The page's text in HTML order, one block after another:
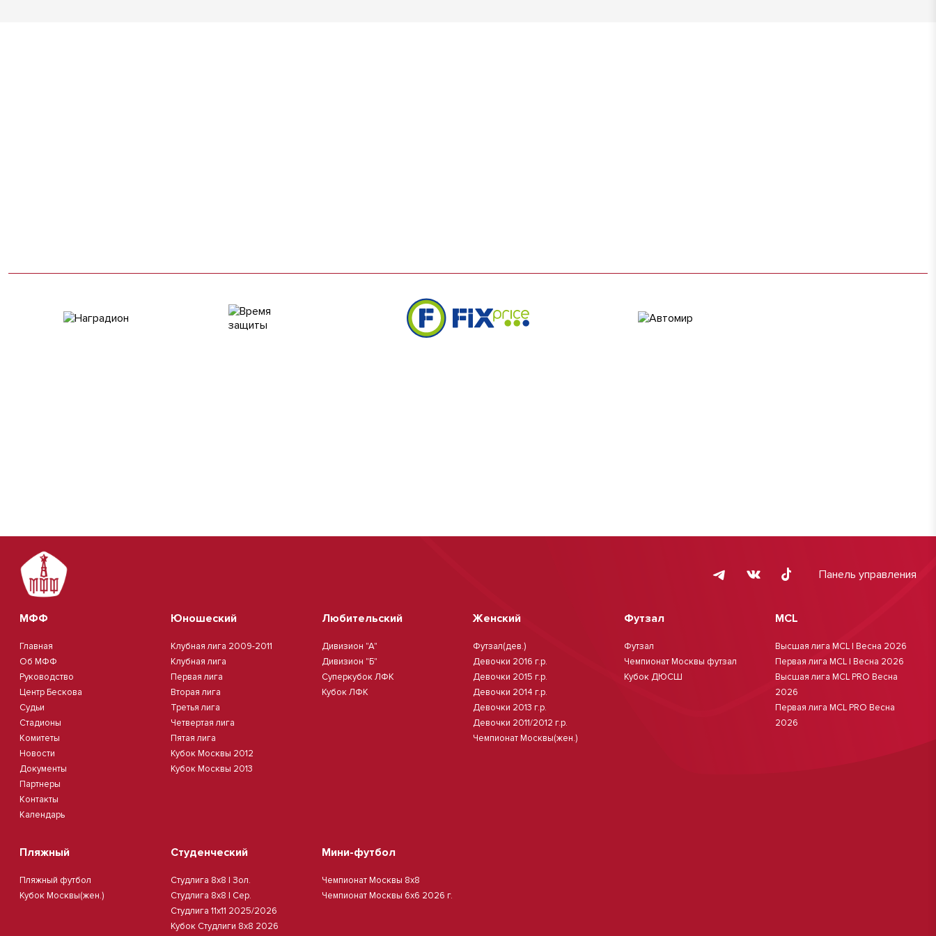
Панель управления
МФФ
Главная
Об МФФ
Руководство
Центр Бескова
Судьи
Стадионы
Комитеты
Новости
Документы
Партнеры
Контакты
Календарь
Юношеский
Клубная лига 2009-2011
Клубная лига
Первая лига
Вторая лига
Третья лига
Четвертая лига
Пятая лига
Кубок Москвы 2012
Кубок Москвы 2013
Любительский
Дивизион "А"
Дивизион "Б"
Суперкубок ЛФК
Кубок ЛФК
Женский
Футзал(дев.)
Девочки 2016 г.р.
Девочки 2015 г.р.
Девочки 2014 г.р.
Девочки 2013 г.р.
Девочки 2011/2012 г.р.
Чемпионат Москвы(жен.)
Футзал
Футзал
Чемпионат Москвы футзал
Кубок ДЮСШ
MCL
Высшая лига MCL | Весна 2026
Первая лига MCL | Весна 2026
Высшая лига MCL PRO Весна
2026
Первая лига MCL PRO Весна
2026
Пляжный
Пляжный футбол
Кубок Москвы(жен.)
Студенческий
Студлига 8х8 | Зол.
Студлига 8х8 | Сер.
Студлига 11х11 2025/2026
Кубок Студлиги 8х8 2026
Мини-футбол
Чемпионат Москвы 8х8
Чемпионат Москвы 6х6 2026 г.